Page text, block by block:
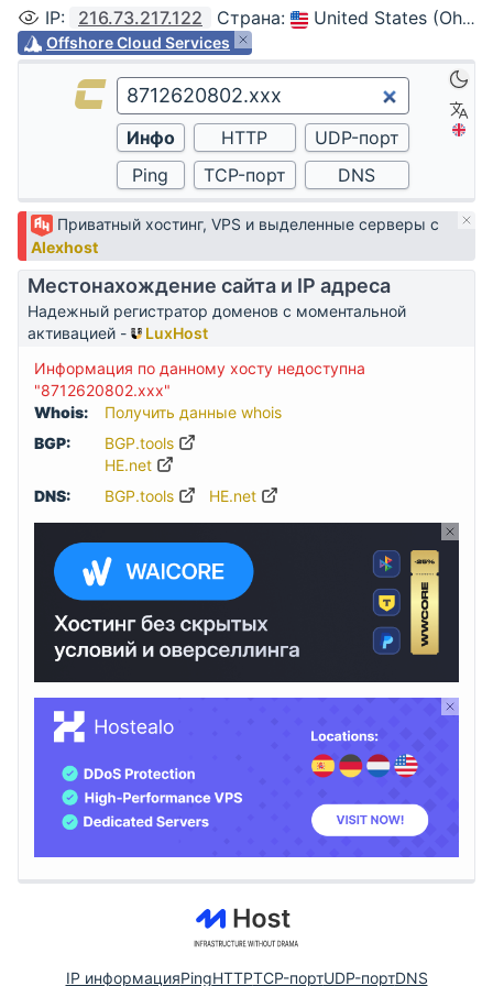
IP: 216.73.217.122 Страна: United States (Ohio, Columbus)
Offshore Cloud Services
Приватный хостинг, VPS и выделенные серверы с
Alexhost
Местонахождение сайта и IP адреса
Надежный регистратор доменов с моментальной
активацией -
LuxHost
Информация по данному хосту недоступна
"8712620802.xxx"
Whois:
Получить данные whois
BGP:
BGP.tools
HE.net
DNS:
BGP.tools HE.net
IP информацияPingHTTPTCP-портUDP-портDNS